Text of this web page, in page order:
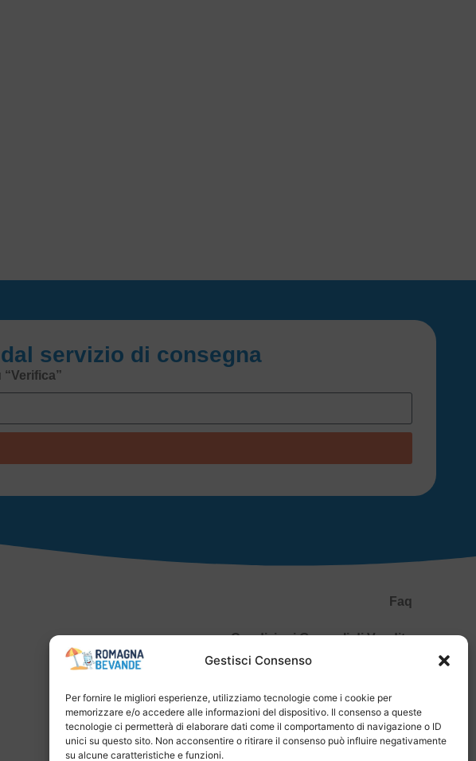
Gestisci Consenso
Per fornire le migliori esperienze, utilizziamo tecnologie come i cookie per
memorizzare e/o accedere alle informazioni del dispositivo. Il consenso a queste
tecnologie ci permetterà di elaborare dati come il comportamento di navigazione o ID
unici su questo sito. Non acconsentire o ritirare il consenso può influire negativamente
su alcune caratteristiche e funzioni.
servizio di consegna
Faq
Condizioni Generali di Vendita
Privacy Policy
P.IVA 04651830400